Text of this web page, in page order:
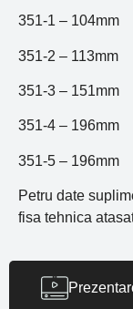
351-1 – 104mm
351-2 – 113mm
351-3 – 151mm
351-4 – 196mm
351-5 – 196mm
Petru date
fisa tehnica